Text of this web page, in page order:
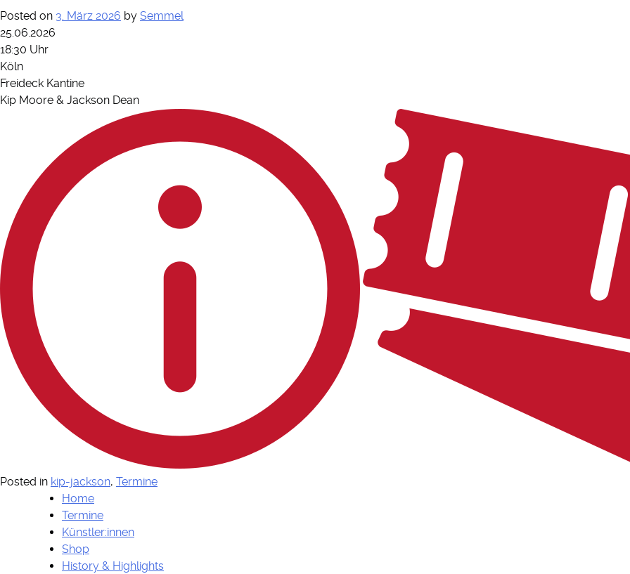
Posted on 3. März 2026 by Semmel
25.06.2026
18:30 Uhr
Köln
Freideck Kantine
Kip Moore & Jackson Dean
Posted in kip-jackson, Termine
Home
Termine
Künstler:innen
Shop
History & Highlights